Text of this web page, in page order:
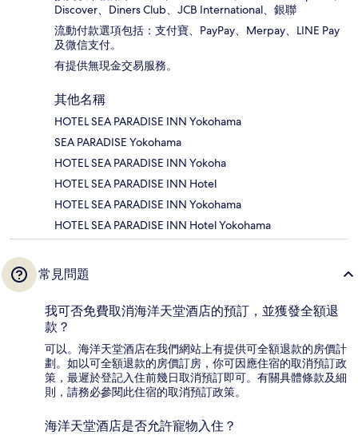
Discover、Diners Club、JCB International、銀聯
流動付款選項包括：支付寶、PayPay、Merpay、LINE Pay
及微信支付。
有提供無現金交易服務。
其他名稱
HOTEL SEA PARADISE INN Yokohama
SEA PARADISE Yokohama
HOTEL SEA PARADISE INN Yokoha
HOTEL SEA PARADISE INN Hotel
HOTEL SEA PARADISE INN Yokohama
HOTEL SEA PARADISE INN Hotel Yokohama
常見問題
我可否免費取消海洋天堂酒店的預訂，並獲發全額退
款？
可以。海洋天堂酒店在我們網站上有提供可全額退款的房價計
劃。如以可全額退款的房價訂房，你可因應住宿的取消預訂政
策，最遲於登記入住前幾日取消預訂即可。有關具體條款及細
則，請務必參閱此住宿的取消預訂政策。
海洋天堂酒店是否允許寵物入住？